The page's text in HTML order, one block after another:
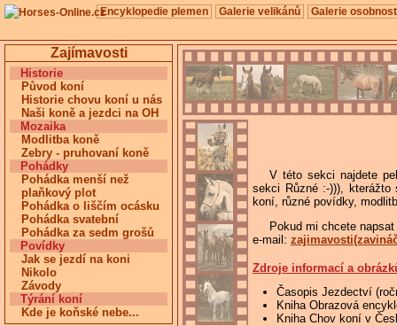
Encyklopedie plemen Galerie velikánů Galerie
Zajímavosti
Historie
Původ koní
Historie chovu koní u nás
Naši koně a jezdci na OH
Mozaika
Modlitba koně
Zebry - pruhovaní koně
Pohádky
Pohádka menší než
plaňkový plot
Pohádka o liščím ocásku
Pohádka svatební
Pohádka za sedm grošů
Povídky
Jak se jezdí na koni
Nikolo
Závody
Týrání koní
Kde je koňské nebe...
V této sekci najdete
sekci Různé :-))),
koní, různé povídky,
Pokud mi chcete
e-mail:
Zdroje informací a
Časopis Jezdectví
Kniha Obrazová
Kniha Chov koní v